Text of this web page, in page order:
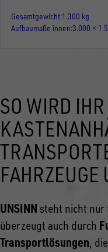
Gesamtgewicht 1.300 kg
Aufbaumaße innen 3.000 ×
SO WIRD IHR
UNSINN steht nicht nur
überzeugt auch durch
Transportlösungen,